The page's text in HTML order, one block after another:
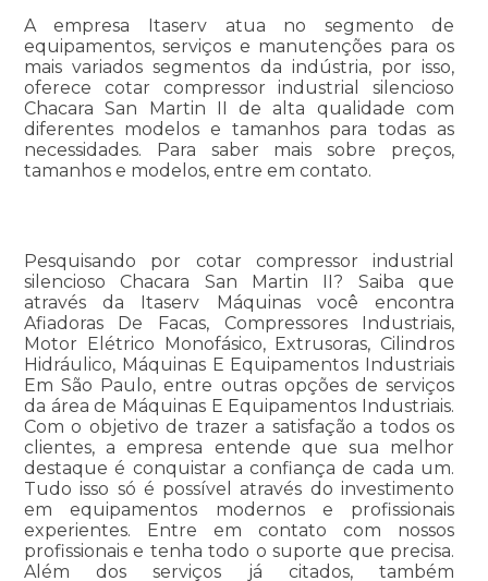
A empresa Itaserv atua no segmento de
equipamentos, serviços e manutenções para os
mais variados segmentos da indústria, por isso,
oferece cotar compressor industrial silencioso
Chacara San Martin II de alta qualidade com
diferentes modelos e tamanhos para todas as
necessidades. Para saber mais sobre preços,
tamanhos e modelos, entre em contato.
Pesquisando por cotar compressor industrial
silencioso Chacara San Martin II? Saiba que
através da Itaserv Máquinas você encontra
Afiadoras De Facas, Compressores Industriais,
Motor Elétrico Monofásico, Extrusoras, Cilindros
Hidráulico, Máquinas E Equipamentos Industriais
Em São Paulo, entre outras opções de serviços
da área de Máquinas E Equipamentos Industriais.
Com o objetivo de trazer a satisfação a todos os
clientes, a empresa entende que sua melhor
destaque é conquistar a confiança de cada um.
Tudo isso só é possível através do investimento
em equipamentos modernos e profissionais
experientes. Entre em contato com nossos
profissionais e tenha todo o suporte que precisa.
Além dos serviços já citados, também